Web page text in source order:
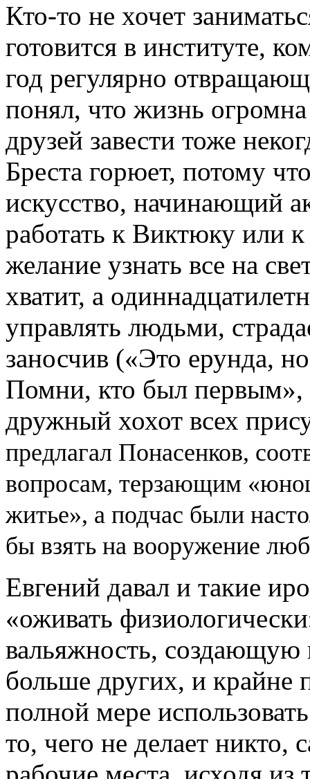
Кто-то не хочет
готовится в институте,
год регулярно
понял, что жизнь
друзей завести тоже
Бреста горюет, потому
искусство, начинающий
работать к Виктюку или
желание узнать все на
хватит, а
управлять людьми,
заносчив («Это ерунда,
Помни, кто был первым»,
дружный хохот всех
предлагал Понасенков,
вопросам, терзающим
житье», а подчас были
бы взять на вооружение
Евгений давал и такие
«оживать
вальяжность, создающую
больше других, и крайне
полной мере
то, чего не делает никто,